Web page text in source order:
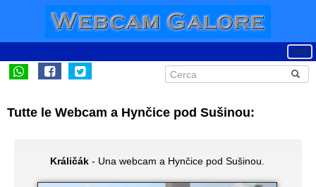
Tutte le Webcam a Hynčice pod Sušinou:
Králičák- Una webcam a Hynčice pod Sušinou.